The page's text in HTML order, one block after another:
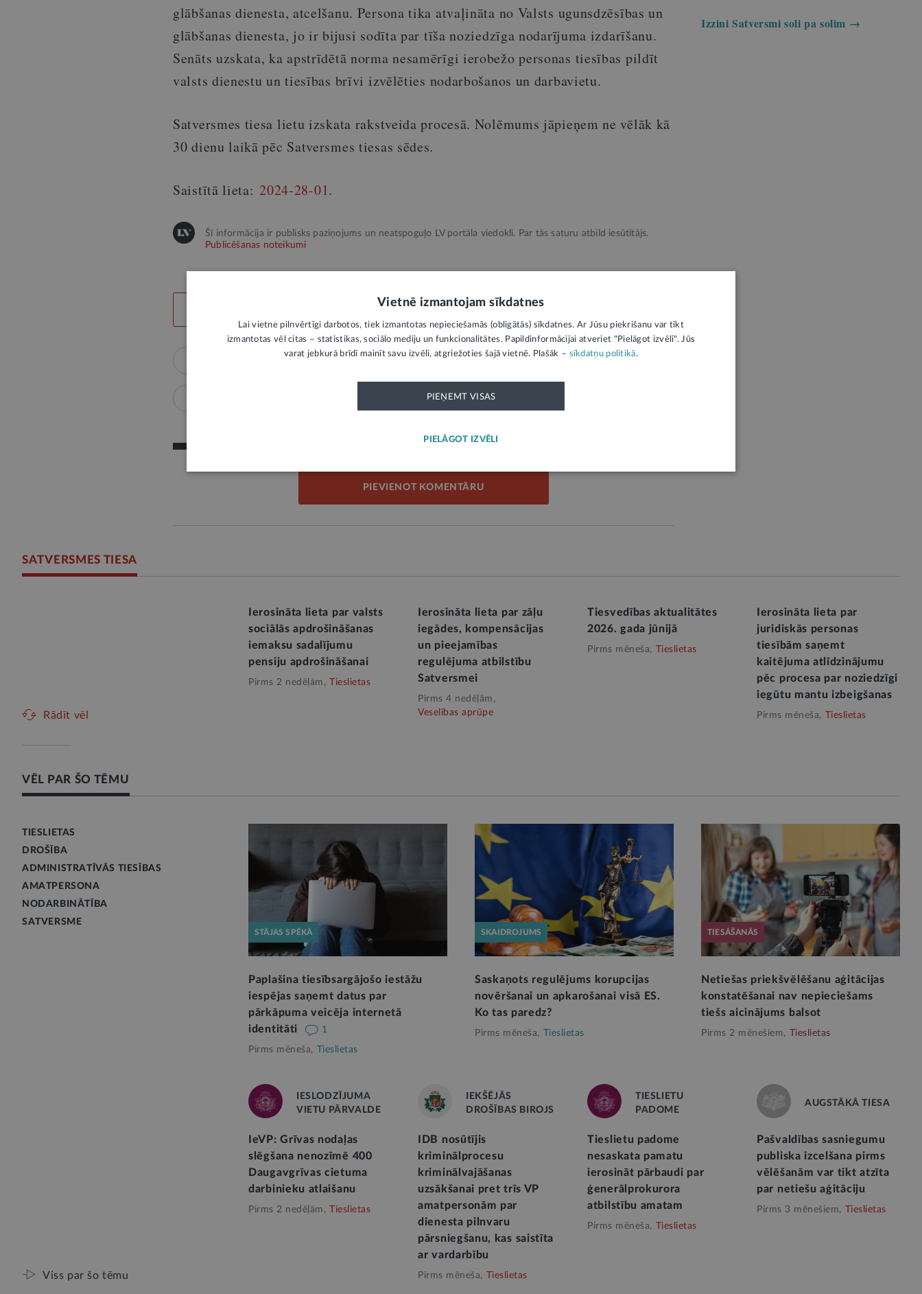
glābšanas dienesta, atcelšanu. Persona tika atvaļināta no Valsts ugunsdzēsības un
glābšanas dienesta, jo ir bijusi sodīta par tīša noziedzīga nodarījuma izdarīšanu.
Senāts uzskata, ka apstrīdētā norma nesamērīgi ierobežo personas tiesības pildīt
valsts dienestu un tiesības brīvi izvēlēties nodarbošanos un darbavietu.
Satversmes tiesa lietu izskata rakstveida procesā. Nolēmums jāpieņem ne vēlāk kā
30 dienu laikā pēc Satversmes tiesas sēdes.
Saistītā lieta: 2024-28-01.
Šī informācija ir publisks paziņojums un neatspoguļo LV portāla viedokli. Par tās saturu atbild iesūtītājs.
Publicēšanas noteikumi
Administratīvās tiesības Amatpersona Nodarbinātība
Valsts ugunsdzēsības un glābšanas dienests
PIEVIENOT KOMENTĀRU
Izzini Satversmi soli pa solim →
SATVERSMES TIESA
Ierosināta lieta par valsts
sociālās apdrošināšanas
iemaksu sadalījumu
pensiju apdrošināšanai
Pirms 2 nedēļām, Tieslietas
Ierosināta lieta par zāļu
iegādes, kompensācijas
un pieejamības
regulējuma atbilstību
Satversmei
Pirms 4 nedēļām,
Veselības aprūpe
Tiesvedības aktualitātes
2026. gada jūnijā
Pirms mēneša, Tieslietas
Ierosināta lieta par
juridiskās personas
tiesībām saņemt
kaitējuma atlīdzinājumu
pēc procesa par noziedzīgi
iegūtu mantu izbeigšanas
Pirms mēneša, Tieslietas
Rādīt vēl
VĒL PAR ŠO TĒMU
TIESLIETAS
DROŠĪBA
ADMINISTRATĪVĀS TIESĪBAS
AMATPERSONA
NODARBINĀTĪBA
SATVERSME
STĀJAS SPĒKĀ
Paplašina tiesībsargājošo iestāžu
iespējas saņemt datus par
pārkāpuma veicēja internetā
identitāti
1
Pirms mēneša, Tieslietas
SKAIDROJUMS
Saskaņots regulējums korupcijas
novēršanai un apkarošanai visā ES.
Ko tas paredz?
Pirms mēneša, Tieslietas
TIESĀŠANĀS
Netiešas priekšvēlēšanu aģitācijas
konstatēšanai nav nepieciešams
tiešs aicinājums balsot
Pirms 2 mēnešiem, Tieslietas
IESLODZĪJUMA
VIETU PĀRVALDE
IeVP: Grīvas nodaļas
slēgšana nenozīmē 400
Daugavgrīvas cietuma
darbinieku atlaišanu
Pirms 2 nedēļām, Tieslietas
IEKŠĒJĀS
DROŠĪBAS BIROJS
IDB nosūtījis
kriminālprocesu
kriminālvajāšanas
uzsākšanai pret trīs VP
amatpersonām par
dienesta pilnvaru
pārsniegšanu, kas saistīta
ar vardarbību
Pirms mēneša, Tieslietas
TIESLIETU
PADOME
Tieslietu padome
nesaskata pamatu
ierosināt pārbaudi par
ģenerālprokurora
atbilstību amatam
Pirms mēneša, Tieslietas
AUGSTĀKĀ TIESA
Pašvaldības sasniegumu
publiska izcelšana pirms
vēlēšanām var tikt atzīta
par netiešu aģitāciju
Pirms 3 mēnešiem, Tieslietas
Viss par šo tēmu
Vietnē izmantojam sīkdatnes
Lai vietne pilnvērtīgi darbotos, tiek izmantotas nepieciešamās (obligātās) sīkdatnes. Ar Jūsu piekrišanu var tikt
izmantotas vēl citas – statistikas, sociālo mediju un funkcionalitātes. Papildinformācijai atveriet "Pielāgot izvēli". Jūs
varat jebkurā brīdī mainīt savu izvēli, atgriežoties šajā vietnē. Plašāk – sīkdatņu politikā.
PIEŅEMT VISAS
PIELĀGOT IZVĒLI